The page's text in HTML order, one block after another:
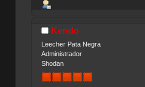
Kendo
Leecher Pata Negra
Administrador
Shodan